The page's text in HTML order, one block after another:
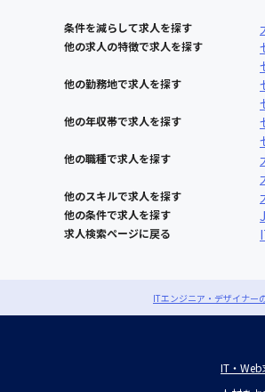
条件を減らして求人を探す
他の求人の特徴で求人を探す
他の勤務地で求人を探す
他の年収帯で求人を探す
他の職種で求人を探す
他のスキルで求人を探す
他の条件で求人を探す
求人検索ページに戻る
ITエンジニア・デザイナー
IT・